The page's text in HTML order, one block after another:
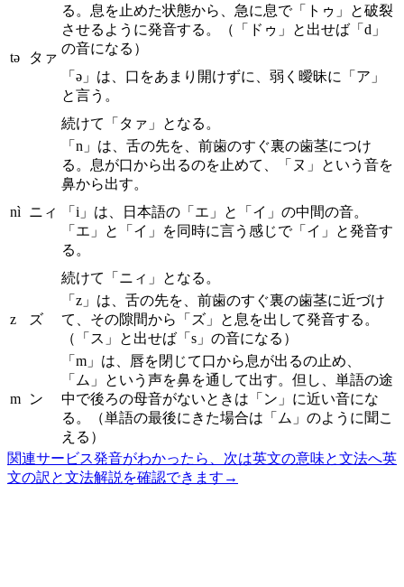
tə タァ
る。息を止めた状態から、急に息で「トゥ」と破裂
させるように発音する。（「ドゥ」と出せば「d」
の音になる）
「ə」は、口をあまり開けずに、弱く曖昧に「ア」
と言う。
続けて「タァ」となる。
nì ニィ
「n」は、舌の先を、前歯のすぐ裏の歯茎につけ
る。息が口から出るのを止めて、「ヌ」という音を
鼻から出す。
「i」は、日本語の「エ」と「イ」の中間の音。
「エ」と「イ」を同時に言う感じで「イ」と発音す
る。
続けて「ニィ」となる。
z ズ
「z」は、舌の先を、前歯のすぐ裏の歯茎に近づけ
て、その隙間から「ズ」と息を出して発音する。
（「ス」と出せば「s」の音になる）
m ン
「m」は、唇を閉じて口から息が出るの止め、
「ム」という声を鼻を通して出す。但し、単語の途
中で後ろの母音がないときは「ン」に近い音にな
る。（単語の最後にきた場合は「ム」のように聞こ
える）
関連サービス発音がわかったら、次は英文の意味と文法へ英
文の訳と文法解説を確認できます →